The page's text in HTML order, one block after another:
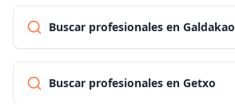
Buscar profesionales en Galdakao
Buscar profesionales en Getxo